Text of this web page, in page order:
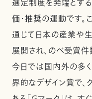
選定制度を発端とす
価・推奨の運動です。
通じて日本の産業や
展開され、のべ受賞
今日では国内外の多
界的なデザイン賞で、